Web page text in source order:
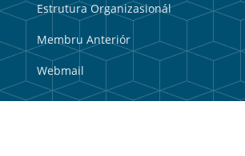
Estrutura Organizasionál
Membru Anteriór
Webmail